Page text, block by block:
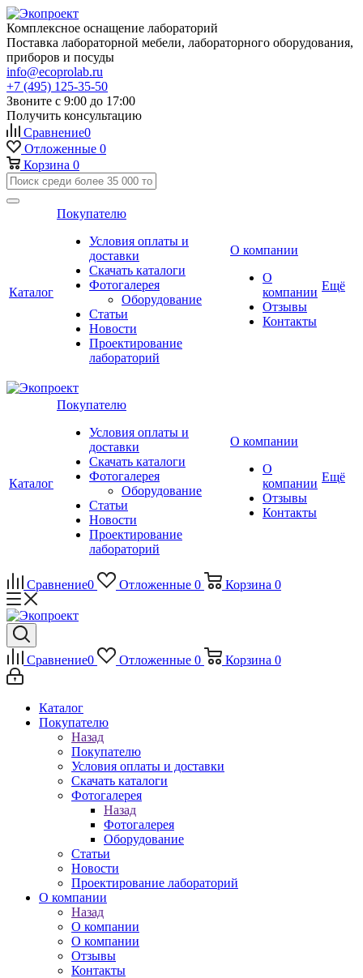
Комплексное оснащение лабораторий
Поставка лабораторной мебели, лабораторного оборудования,
приборов и посуды
info@ecoprolab.ru
+7 (495) 125-35-50
Звоните с 9:00 до 17:00
Получить консультацию
Сравнение0
Отложенные 0
Корзина 0
Каталог
Покупателю
Условия оплаты и
доставки
Скачать каталоги
Фотогалерея
Оборудование
Статьи
Новости
Проектирование
лабораторий
О компании
О
компании
Отзывы
Контакты
Ещё
Каталог
Покупателю
Условия оплаты и
доставки
Скачать каталоги
Фотогалерея
Оборудование
Статьи
Новости
Проектирование
лабораторий
О компании
О
компании
Отзывы
Контакты
Ещё
Сравнение0 Отложенные 0 Корзина 0
Сравнение0 Отложенные 0 Корзина 0
Каталог
Покупателю
Назад
Покупателю
Условия оплаты и доставки
Скачать каталоги
Фотогалерея
Назад
Фотогалерея
Оборудование
Статьи
Новости
Проектирование лабораторий
О компании
Назад
О компании
О компании
Отзывы
Контакты